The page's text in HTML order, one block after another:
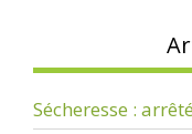
Sécheresse :